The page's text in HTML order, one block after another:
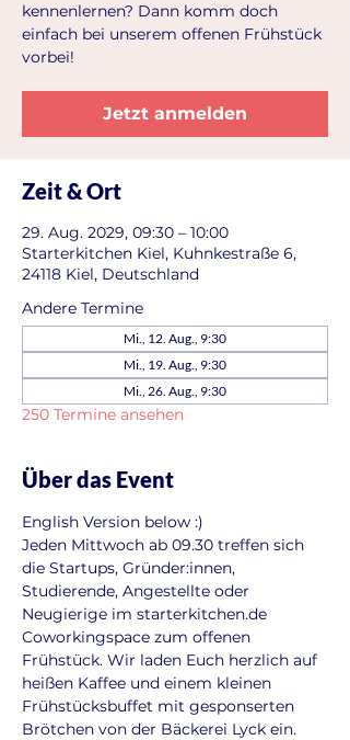
kennenlernen? Dann komm doch
einfach bei unserem offenen Frühstück
vorbei!
Jetzt anmelden
Zeit & Ort
29. Aug. 2029, 09:30 – 10:00
Starterkitchen Kiel, Kuhnkestraße 6,
24118 Kiel, Deutschland
Andere Termine
Mi., 12. Aug., 9:30
Mi., 19. Aug., 9:30
Mi., 26. Aug., 9:30
250 Termine ansehen
Über das Event
English Version below :)
Jeden Mittwoch ab 09.30 treffen sich
die Startups, Gründer:innen,
Studierende, Angestellte oder
Neugierige im starterkitchen.de
Coworkingspace zum offenen
Frühstück. Wir laden Euch herzlich auf
heißen Kaffee und einem kleinen
Frühstücksbuffet mit gesponserten
Brötchen von der Bäckerei Lyck ein.